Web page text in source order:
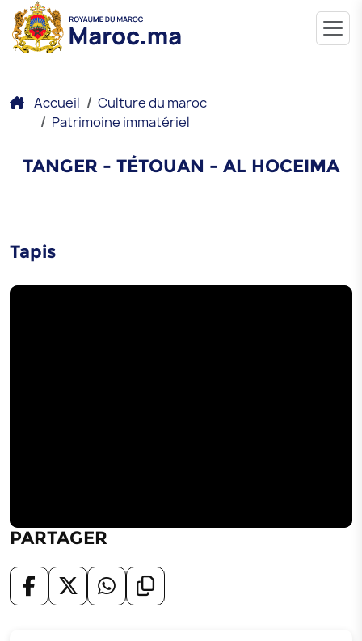
Accueil
Culture du maroc
Patrimoine immatériel
TANGER - TÉTOUAN - AL HOCEIMA
Tapis
PARTAGER